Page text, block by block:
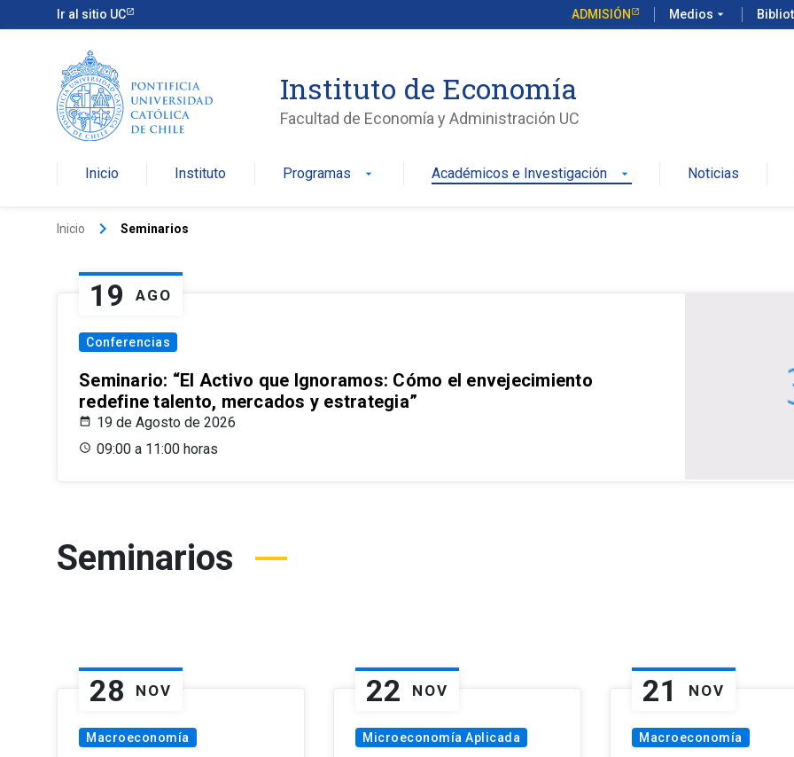
Ir al sitio UC ADMISIÓN Medios arrow_drop_down
Instituto de Economía
Facultad de Economía y Administración UC
Inicio Instituto Programas arrow_drop_down Académicos e Investigación arrow_drop_down Noticias
Inicio keyboard_arrow_right Seminarios
19 AGO
Conferencias
Seminario: “El Activo que Ignoramos: Cómo el envejecimiento
redefine talento, mercados y estrategia”
19 de Agosto de 2026
09:00 a 11:00 horas
Seminarios
28 NOV
Macroeconomía
22 NOV
Microeconomía Aplicada
21 NOV
Macroeconomía